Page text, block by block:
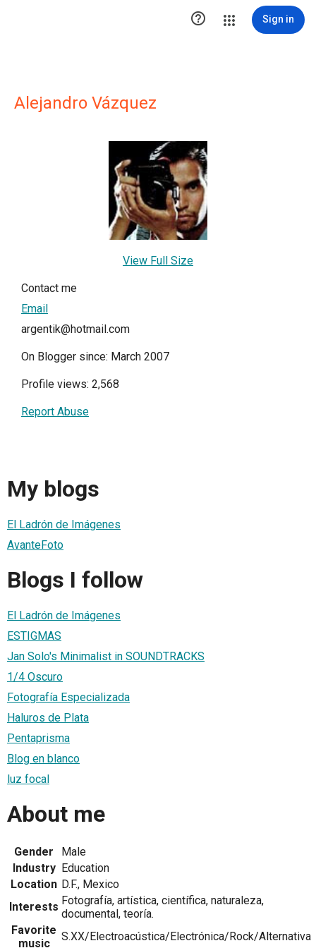
 Sign in
Alejandro Vázquez
View Full Size
Contact me
Email
argentik@hotmail.com
On Blogger since: March 2007
Profile views: 2,568
Report Abuse
My blogs
El Ladrón de Imágenes
AvanteFoto
Blogs I follow
El Ladrón de Imágenes
ESTIGMAS
Jan Solo's Minimalist in SOUNDTRACKS
1/4 Oscuro
Fotografía Especializada
Haluros de Plata
Pentaprisma
Blog en blanco
luz focal
About me
Gender
Male
Industry Education
Location D.F., Mexico
Interests Fotografía, artística, científica, naturaleza,
documental, teoría.
Favorite
music
S.XX/Electroacústica/Electrónica/Rock/Alternativa